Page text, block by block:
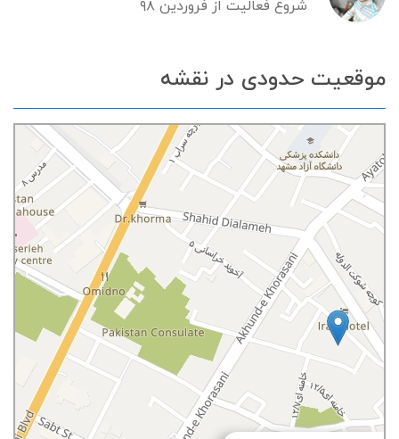
شروع فعالیت از فروردین ۹۸
موقعیت حدودی در نقشه